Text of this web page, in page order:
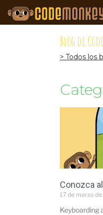
Blog de
> Todos los
Conozca
17 de marzo
Keyboarding